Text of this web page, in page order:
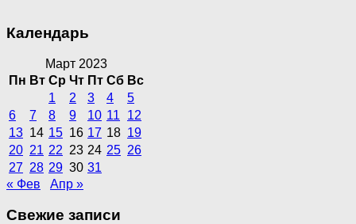
Календарь
Март 2023
Пн Вт Ср Чт Пт Сб Вс
1
2 3 4
5
6
7 8 9 10 11
12
13 14 15 16 17 18 19
20 21 22 23 24 25 26
27 28 29 30 31
« Фев
Апр »
Свежие записи